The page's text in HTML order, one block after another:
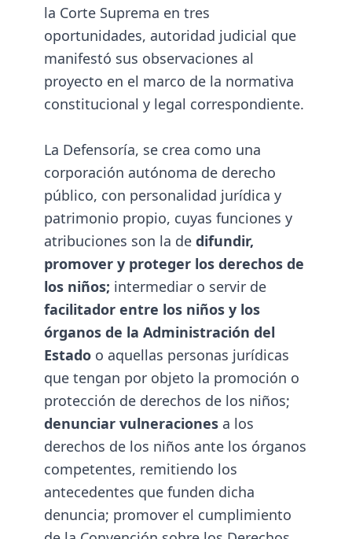
la Corte Suprema en tres
oportunidades, autoridad judicial que
manifestó sus observaciones al
proyecto en el marco de la normativa
constitucional y legal correspondiente.
La Defensoría, se crea como una
corporación autónoma de derecho
público, con personalidad jurídica y
patrimonio propio, cuyas funciones y
atribuciones son la de difundir,
promover y proteger los derechos de
los niños; intermediar o servir de
facilitador entre los niños y los
órganos de la Administración del
Estado o aquellas personas jurídicas
que tengan por objeto la promoción o
protección de derechos de los niños;
denunciar vulneraciones a los
derechos de los niños ante los órganos
competentes, remitiendo los
antecedentes que funden dicha
denuncia; promover el cumplimiento